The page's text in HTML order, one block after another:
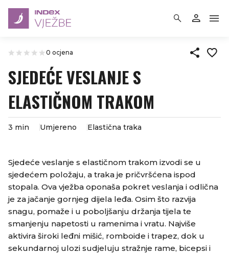
0 ocjena
SJEDEĆE VESLANJE S
ELASTIČNOM TRAKOM
3 min Umjereno Elastična traka
Sjedeće veslanje s elastičnom trakom izvodi se u
sjedećem položaju, a traka je pričvršćena ispod
stopala. Ova vježba oponaša pokret veslanja i odlična
je za jačanje gornjeg dijela leđa. Osim što razvija
snagu, pomaže i u poboljšanju držanja tijela te
smanjenju napetosti u ramenima i vratu. Najviše
aktivira široki leđni mišić, romboide i trapez, dok u
sekundarnoj ulozi sudjeluju stražnje rame, bicepsi i